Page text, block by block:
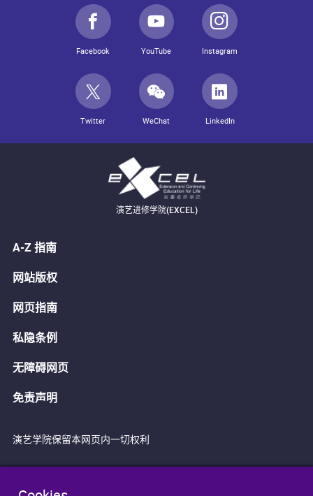
Facebook YouTube Instagram
Twitter WeChat LinkedIn
演艺进修学院(EXCEL)
A-Z 指南
网站版权
网页指南
私隐条例
无障碍网页
免责声明
演艺学院保留本网页内一切权利